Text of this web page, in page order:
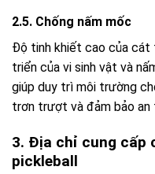
2.5. Chống nấm mốc
Độ tinh khiết cao của cát
triển của vi sinh vật và
giúp duy trì môi trường
trơn trượt và đảm bảo an
3. Địa chỉ cung cấp
pickleball